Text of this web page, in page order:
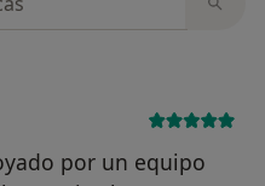
por un equipo